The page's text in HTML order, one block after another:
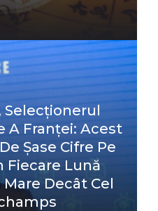
Selecționerul
A Franței: Acest
Șase Cifre Pe
Fiecare Lună
Decât Cel